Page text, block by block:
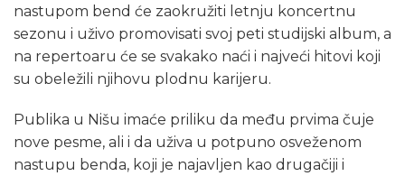
nastupom bend će zaokružiti letnju koncertnu
sezonu i uživo promovisati svoj peti studijski album, a
na repertoaru će se svakako naći i najveći hitovi koji
su obeležili njihovu plodnu karijeru.
Publika u Nišu imaće priliku da među prvima čuje
nove pesme, ali i da uživa u potpuno osveženom
nastupu benda, koji je najavljen kao drugačiji i